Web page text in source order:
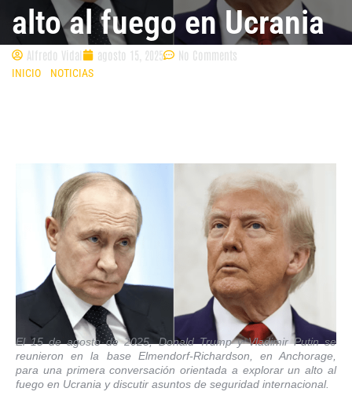
alto al fuego en Ucrania
Alfredo Vidal agosto 15, 2025 No Comments
INICIO NOTICIAS
El 15 de agosto de 2025, Donald Trump y Vladimir Putin se
reunieron en la base Elmendorf-Richardson, en Anchorage,
para una primera conversación orientada a explorar un alto al
fuego en Ucrania y discutir asuntos de seguridad internacional.